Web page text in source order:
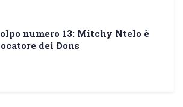
numero 13: Mitchy Ntelo è
dei Dons